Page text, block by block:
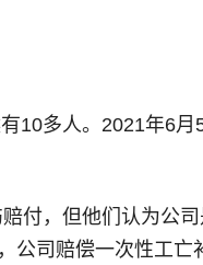
10多人。2021年6
付，但他们认为公
公司赔偿一次性工亡